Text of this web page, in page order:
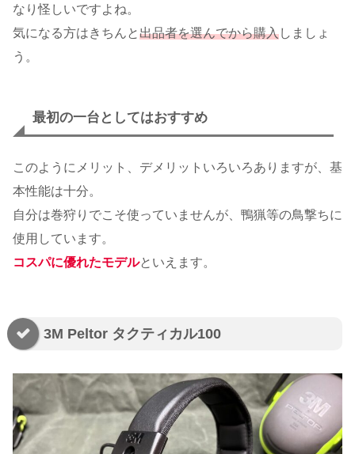
なり怪しいですよね。
気になる方はきちんと出品者を選んでから購入しましょ
う。
最初の一台としてはおすすめ
このようにメリット、デメリットいろいろありますが、基
本性能は十分。
自分は巻狩りでこそ使っていませんが、鴨猟等の鳥撃ちに
使用しています。
コスパに優れたモデルといえます。
3M Peltor タクティカル100